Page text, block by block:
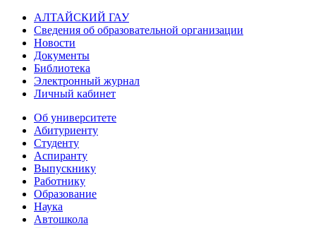
АЛТАЙСКИЙ ГАУ
Сведения об образовательной организации
Новости
Документы
Библиотека
Электронный журнал
Личный кабинет
Об университете
Абитуриенту
Студенту
Аспиранту
Выпускнику
Работнику
Образование
Наука
Автошкола